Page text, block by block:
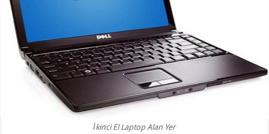
İkinci El Laptop Alan Yer